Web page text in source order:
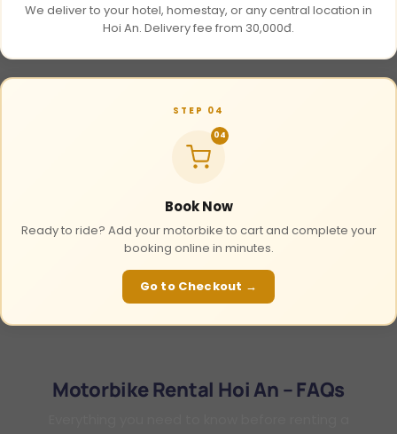
We deliver to your hotel, homestay, or any central location in
Hoi An. Delivery fee from 30,000đ.
STEP 04
04
Book Now
Ready to ride? Add your motorbike to cart and complete your
booking online in minutes.
Go to Checkout →
Motorbike Rental Hoi An – FAQs